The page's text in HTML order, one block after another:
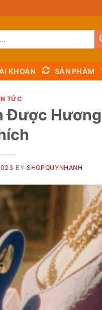
KHOẢN SẢN PHẨM
TỨC
BY SHOPQUYNHANH